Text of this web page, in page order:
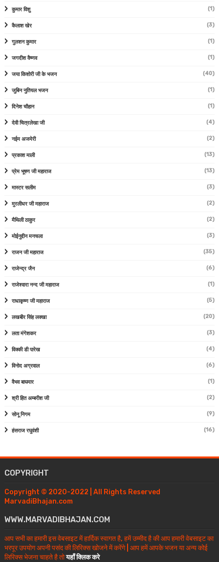
कुमार विशु (1)
कैलाश खेर (3)
गुलशन कुमार (1)
जगदीश वैष्णव (1)
जया किशोरी जी के भजन (40)
जुबिन नुतियल भजन (1)
दिनेश चौहान (1)
देवी चित्रलेखा जी (4)
नईम अजमेरी (2)
प्रकाश माली (13)
प्रेम भूषण जी महाराज (13)
मास्टर सलीम (3)
मुरलीधर जी महाराज (2)
मैथिली ठाकुर (2)
मोईनुद्दीन मनचला (3)
राजन जी महाराज (35)
राजेन्द्र जैन (6)
राजेश्वारा नन्द जी महाराज (1)
राधाकृष्ण जी महाराज (5)
लखबीर सिंह लक्खा (20)
लता मंगेशकर (3)
विक्की डी पारेख (4)
विनोद अग्रवाल (6)
वैभव बाघमार (1)
श्री हित अम्बरीश जी (2)
सोनू निगम (9)
हंसराज रघुवंशी (16)
COPYRIGHT
Copyright © 2020-2022 | All Rights Reserved
MarvadiBhajan.com
WWW.MARVADIBHAJAN.COM
आप सभी का हमारी इस वेबसाइट में हार्दिक स्वागत है, हमें उम्मीद है की आप हमारी वेबसाइट का
भरपूर उपयोग अपनी पसंद की लिरिक्स खोजने में करेंगे | आप हमें आपके भजन या अन्य कोई
लिरिक्स भेजना चाहते है तोयहाँ क्लिक करे